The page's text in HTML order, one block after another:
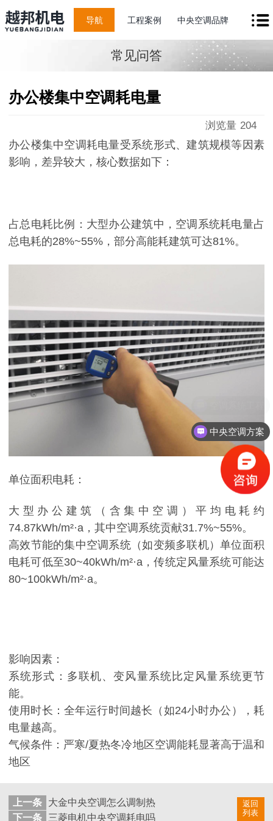
导航 工程案例 中央空调品牌
常见问答
办公楼集中空调耗电量
浏览量 204
办公楼集中空调耗电量受系统形式、建筑规模等因素
影响，差异较大，核心数据如下：
占总电耗比例：大型办公建筑中，空调系统耗电量占
总电耗的28%~55%，部分高能耗建筑可达81%。
单位面积电耗：
大型办公建筑（含集中空调）平均电耗约
74.87kWh/m²·a，其中空调系统贡献31.7%~55%。
高效节能的集中空调系统（如变频多联机）单位面积
电耗可低至30~40kWh/m²·a，传统定风量系统可能达
80~100kWh/m²·a。
影响因素：
系统形式：多联机、变风量系统比定风量系统更节
能。
使用时长：全年运行时间越长（如24小时办公），耗
电量越高。
气候条件：严寒/夏热冬冷地区空调能耗显著高于温和
地区
返回
列表
上一条
大金中央空调怎么调制热
下一条
三菱电机中央空调耗电吗
中央空调方案